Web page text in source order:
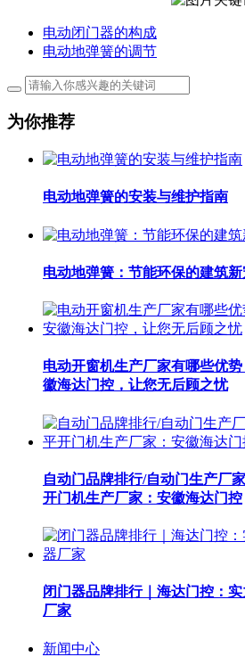
电动闭门器的构成
电动地弹簧的调节
为你推荐
电动地弹簧的安装与维护指南
电动地弹簧：节能环保的建筑新
电动开窗机生产厂家有哪些优
徽海达门控，让您无后顾之忧
自动门品牌排行/自动门生产厂
开门机生产厂家：安徽海达门控
闭门器品牌排行｜海达门控：
厂家
新闻中心